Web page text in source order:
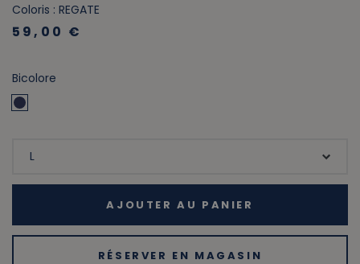
Coloris : REGATE
59,00 €
Bicolore
AJOUTER AU PANIER
RÉSERVER EN MAGASIN